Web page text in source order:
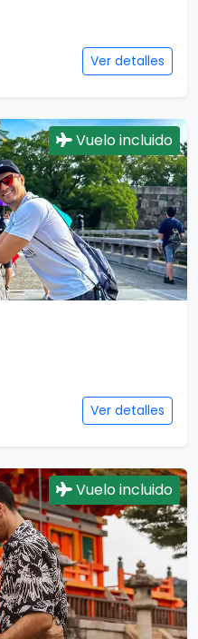
Ver detalles
Vuelo incluido
Ver detalles
Vuelo incluido